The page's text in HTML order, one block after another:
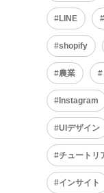
LINE
shopify
農業
Instagram
UIデザイン
チュートリ
インサイト